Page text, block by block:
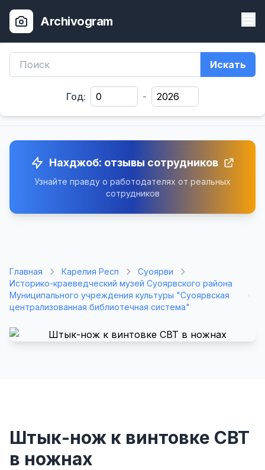
Archivogram
Искать
Год: -
Нахджоб: отзывы сотрудников
Узнайте правду о работодателях от реальных
сотрудников
Главная Карелия Респ
Суоярви
Историко-краеведческий музей Суоярвского района
Муниципального учреждения культуры "Суоярвская
централизованная библиотечная система"
Штык-нож к винтовке СВТ
в ножнах